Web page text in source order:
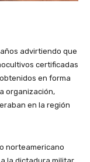
advirtiendo que
certificadas
en forma
organización,
en la región
norteamericano